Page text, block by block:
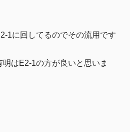
1に回してるのでその流用です
はE2-1の方が良いと思いま